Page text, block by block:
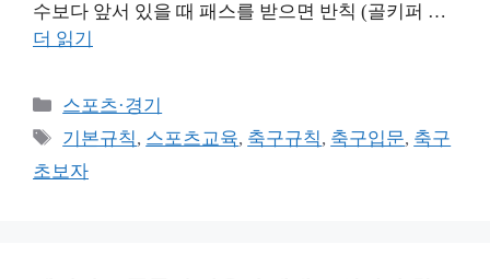
수보다 앞서 있을 때 패스를 받으면 반칙 (골키퍼 …
더 읽기
카
테
리
스포츠·경기
태
그
기본규칙, 스포츠교육, 축구규칙, 축구입문, 축구
초보자